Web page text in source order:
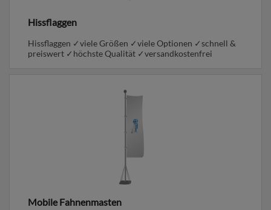
Hissflaggen
Hissflaggen ✓viele Größen ✓viele Optionen ✓schnell &
preiswert ✓höchste Qualität ✓versandkostenfrei
Mobile Fahnenmasten